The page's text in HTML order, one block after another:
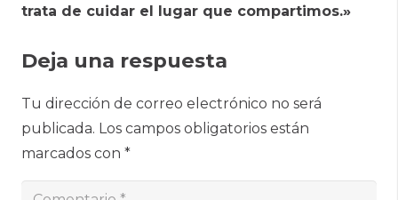
trata de cuidar el lugar que compartimos.»
Deja una respuesta
Tu dirección de correo electrónico no será
publicada. Los campos obligatorios están
marcados con *